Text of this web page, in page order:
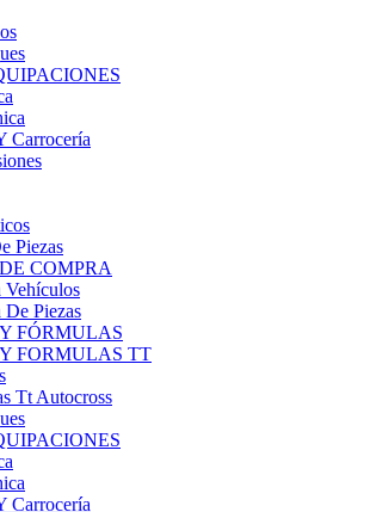
Carrocería
Piezas
COMPRA
Vehículos
De Piezas
FÓRMULAS
FORMULAS TT
Tt Autocross
Carrocería